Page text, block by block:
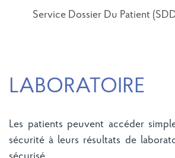
Service Dossier Du Patient
LABORATOIRE
Les patients peuvent accéder
sécurité à leurs résultats de